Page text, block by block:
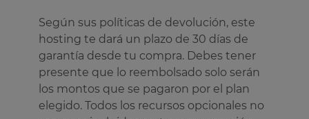
Según sus políticas de devolución, este
hosting te dará un plazo de 30 días de
garantía desde tu compra. Debes tener
presente que lo reembolsado solo serán
los montos que se pagaron por el plan
elegido. Todos los recursos opcionales no